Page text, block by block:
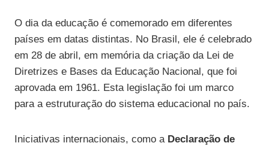
O dia da educação é comemorado em diferentes
países em datas distintas. No Brasil, ele é celebrado
em 28 de abril, em memória da criação da Lei de
Diretrizes e Bases da Educação Nacional, que foi
aprovada em 1961. Esta legislação foi um marco
para a estruturação do sistema educacional no país.
Iniciativas internacionais, como a Declaração de